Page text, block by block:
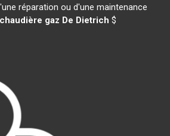
réparation ou d'une maintenance
chaudière gaz De Dietrich $